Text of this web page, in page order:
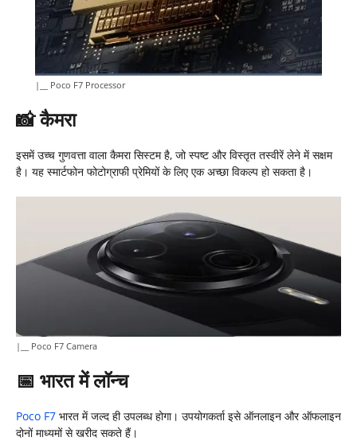
|__ Poco F7 Processor
📸कैमरा
इसमें उच्च गुणवत्ता वाला कैमरा सिस्टम है, जो स्पष्ट और विस्तृत तस्वीरें लेने में सक्षम
है। यह स्मार्टफोन फोटोग्राफी प्रेमियों के लिए एक अच्छा विकल्प हो सकता है।​
|__ Poco F7 Camera
📅 भारत में लॉन्च
Poco F7 भारत में जल्द ही उपलब्ध होगा। उपयोगकर्ता इसे ऑनलाइन और ऑफलाइन
दोनों माध्यमों से खरीद सकते हैं।​